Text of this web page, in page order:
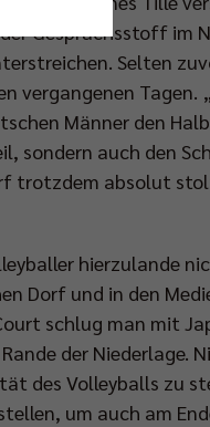
Gesprächsstoff im
Selten
Tagen.
Männer den
sondern auch den
trotzdem absolut
hierzulande
Dorf und in den
schlug man mit
der Niederlage.
des Volleyballs zu
um auch am